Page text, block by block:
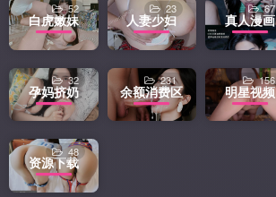
白虎嫩妹
52
人妻少妇
23
真人漫画
67
孕妈挤奶
32
余额消费区
231
明星视频
156
资源下载
48